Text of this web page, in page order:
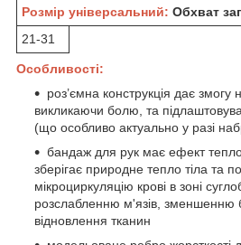
Розмір універсальний: Обхват
21-31
Особливості:
роз’ємна конструкція дає змогу
викликаючи болю, та
(що особливо актуально у разі
бандаж для рук має ефект
зберігає природне тепло тіла та
мікроциркуляцію крові в зоні
розслабленню м'язів, зменшенню
відновлення тканин